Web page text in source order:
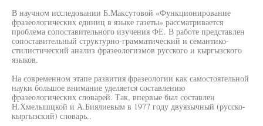
В научном исследовании Б.Максутовой «Функционирование
фразеологических единиц в языке газеты» рассматривается
проблема сопоставительного изучения ФЕ. В работе представлен
сопоставительный структурно-грамматический и семантико-
стилистический анализ фразеологизмов русского и кыргызского
языков.
На современном этапе развития фразеологии как самостоятельной
науки большое внимание уделяется составлению
фразеологических словарей. Так, впервые был составлен
Н.Хмелышцкой и А.Биялиевым в 1977 году двуязычный (русско-
кыргызский) словарь..